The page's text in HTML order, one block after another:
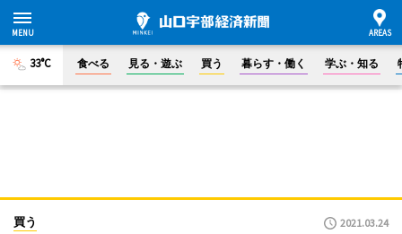
33°C 食べる 見る・遊ぶ 買う 暮らす・働く 学ぶ・知る
買う 2021.03.24